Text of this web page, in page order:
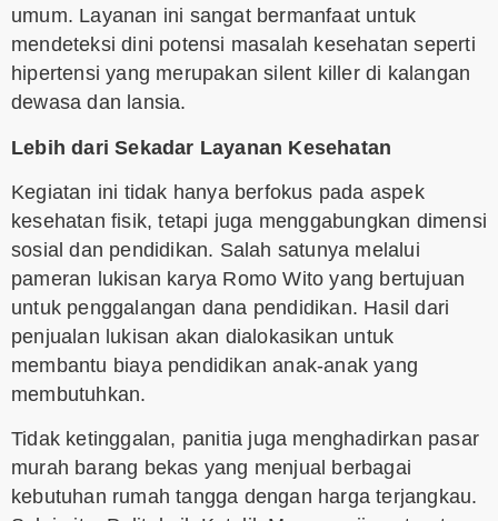
umum. Layanan ini sangat bermanfaat untuk
mendeteksi dini potensi masalah kesehatan seperti
hipertensi yang merupakan silent killer di kalangan
dewasa dan lansia.
Lebih dari Sekadar Layanan Kesehatan
Kegiatan ini tidak hanya berfokus pada aspek
kesehatan fisik, tetapi juga menggabungkan dimensi
sosial dan pendidikan. Salah satunya melalui
pameran lukisan karya Romo Wito yang bertujuan
untuk penggalangan dana pendidikan. Hasil dari
penjualan lukisan akan dialokasikan untuk
membantu biaya pendidikan anak-anak yang
membutuhkan.
Tidak ketinggalan, panitia juga menghadirkan pasar
murah barang bekas yang menjual berbagai
kebutuhan rumah tangga dengan harga terjangkau.